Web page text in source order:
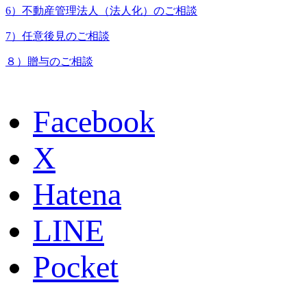
6）不動産管理法人（法人化）のご相談
7）任意後見のご相談
８）贈与のご相談
Facebook
X
Hatena
LINE
Pocket